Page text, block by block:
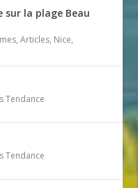
sur la plage Beau
,Articles, Nice,
Tendance
Tendance